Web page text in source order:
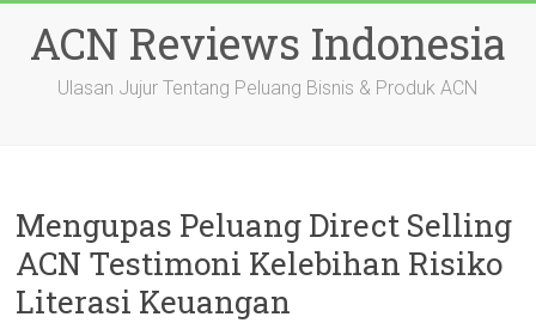
contentACN Reviews Indonesia
Ulasan Jujur Tentang Peluang Bisnis & Produk ACN
Mengupas Peluang Direct Selling
ACN Testimoni Kelebihan Risiko
Literasi Keuangan